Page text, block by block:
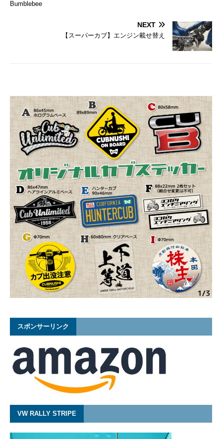
Bumblebee
NEXT
【スーパーカブ】エンジン載せ替え
スポンサーリンク
VW RALLY STRIPE